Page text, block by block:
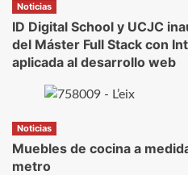
Noticias
ID Digital School y UCJC
del Máster Full Stack con
aplicada al desarrollo web
Noticias
Muebles de cocina a
metro